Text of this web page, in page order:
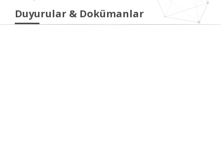
Duyurular & Dokümanlar